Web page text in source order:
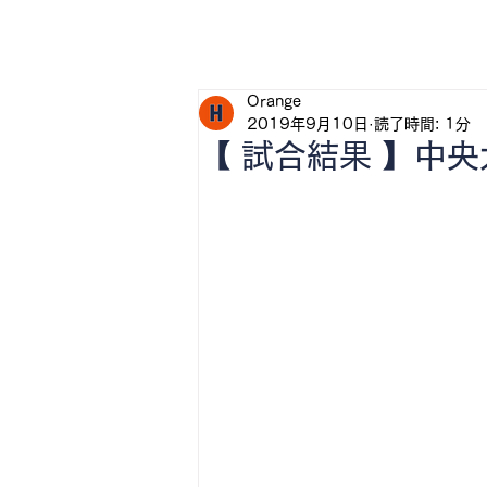
【 試合結果 】中
Orange
2019年9月10日 読了時間: 1分